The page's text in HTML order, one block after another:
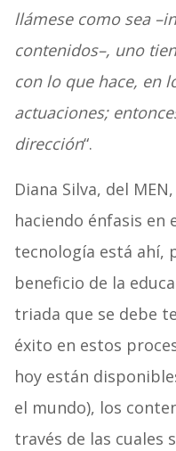
llámese como sea
contenidos–, uno
con lo que hace, en
actuaciones;
dirección“.
Diana Silva, del
haciendo énfasis en
tecnología está ahí,
beneficio de la
triada que se debe
éxito en estos
hoy están
el mundo), los
través de las cuales